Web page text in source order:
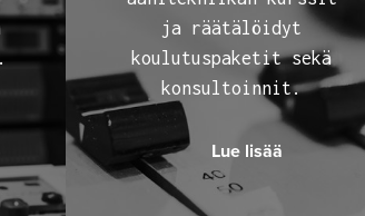
ja räätälöidyt
koulutuspaketit sekä
konsultoinnit.
Lue lisää